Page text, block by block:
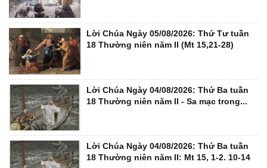
Lời Chúa Ngày 05/08/2026: Thứ Tư tuần
18 Thường niên năm II (Mt 15,21-28)
Lời Chúa Ngày 04/08/2026: Thứ Ba tuần
18 Thường niên năm II - Sa mạc trong...
Lời Chúa Ngày 04/08/2026: Thứ Ba tuần
18 Thường niên năm II: Mt 15, 1-2. 10-14